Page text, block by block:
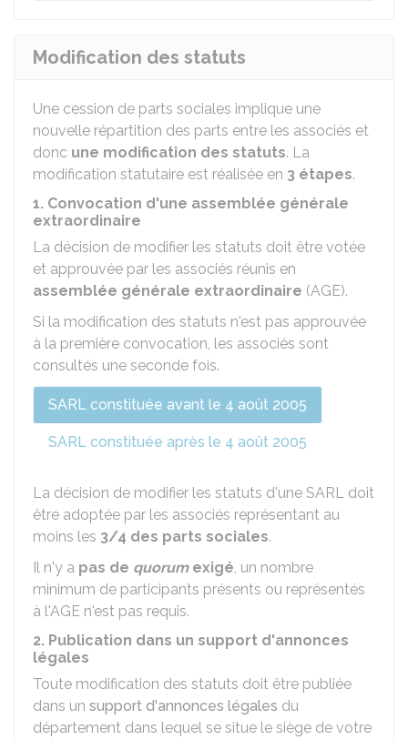
Modification des statuts
Une cession de parts sociales implique une
nouvelle répartition des parts entre les associés et
donc une modification des statuts. La
modification statutaire est réalisée en 3 étapes.
1. Convocation d'une assemblée générale
extraordinaire
La décision de modifier les statuts doit être votée
et approuvée par les associés réunis en
assemblée générale extraordinaire (AGE).
Si la modification des statuts n'est pas approuvée
à la première convocation, les associés sont
consultés une seconde fois.
SARL constituée avant le 4 août 2005
SARL constituée après le 4 août 2005
La décision de modifier les statuts d'une SARL doit
être adoptée par les associés représentant au
moins les 3/4 des parts sociales.
Il n'y a pas de quorumexigé, un nombre
minimum de participants présents ou représentés
à l'AGE n'est pas requis.
2. Publication dans un support d'annonces
légales
Toute modification des statuts doit être publiée
dans un support d'annonces légales du
département dans lequel se situe le siège de votre